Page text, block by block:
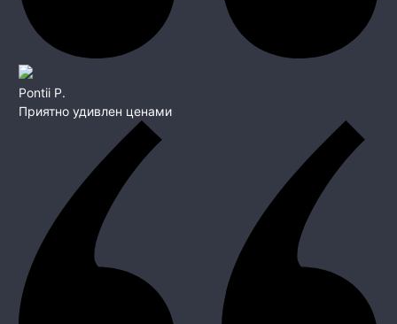
Pontii P.
Приятно удивлен ценами